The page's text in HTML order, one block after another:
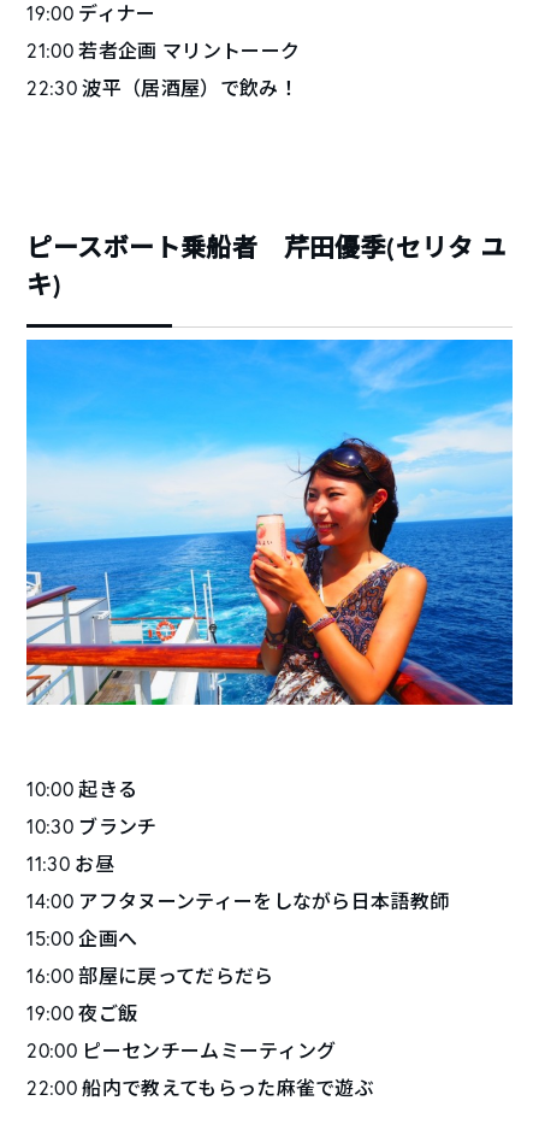
19:00 ディナー
21:00若者企画 マリントーーク
22:30波平 （居酒屋） で飲み！
ピースボート乗船者 芹田優季(セリタ ユ
キ)
10:00 起きる
10:30 ブランチ
11:30 お昼
14:00 アフタヌーンティーをしながら日本語教師
15:00 企画へ
16:00 部屋に戻ってだらだら
19:00 夜ご飯
20:00 ピーセンチームミーティング
22:00 船内で教えてもらった麻雀で遊ぶ